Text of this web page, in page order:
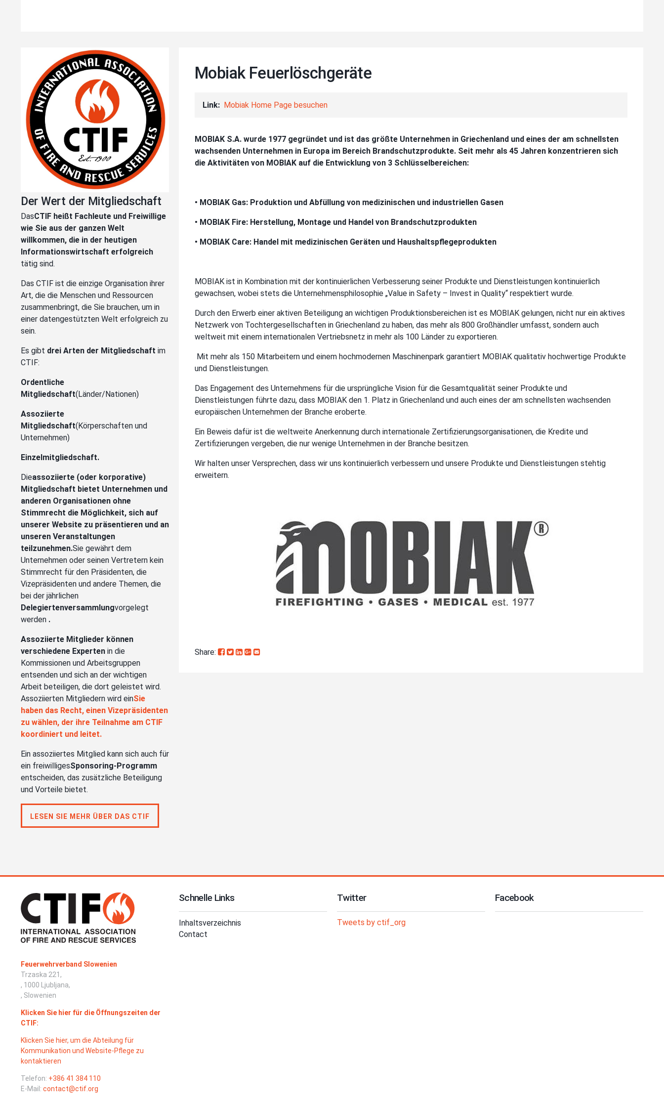
Der Wert der Mitgliedschaft
DasCTIF heißt Fachleute und Freiwillige
wie Sie aus der ganzen Welt
willkommen, die in der heutigen
Informationswirtschaft erfolgreich
tätig sind.
Das CTIF ist die einzige Organisation ihrer
Art, die die Menschen und Ressourcen
zusammenbringt, die Sie brauchen, um in
einer datengestützten Welt erfolgreich zu
sein.
Es gibt drei Arten der Mitgliedschaft im
CTIF:
Ordentliche
Mitgliedschaft(Länder/Nationen)
Assoziierte
Mitgliedschaft(Körperschaften und
Unternehmen)
Einzelmitgliedschaft.
Dieassoziierte (oder korporative)
Mitgliedschaft bietet Unternehmen und
anderen Organisationen ohne
Stimmrecht die Möglichkeit, sich auf
unserer Website zu präsentieren und an
unseren Veranstaltungen
teilzunehmen.Sie gewährt dem
Unternehmen oder seinen Vertretern kein
Stimmrecht für den Präsidenten, die
Vizepräsidenten und andere Themen, die
bei der jährlichen
Delegiertenversammlungvorgelegt
werden .
Assoziierte Mitglieder können
verschiedene Experten in die
Kommissionen und Arbeitsgruppen
entsenden und sich an der wichtigen
Arbeit beteiligen, die dort geleistet wird.
Assoziierten Mitgliedern wird einSie
haben das Recht, einen Vizepräsidenten
zu wählen, der ihre Teilnahme am CTIF
koordiniert und leitet.
Ein assoziiertes Mitglied kann sich auch für
ein freiwilligesSponsoring-Programm
entscheiden, das zusätzliche Beteiligung
und Vorteile bietet.
LESEN SIE MEHR ÜBER DAS CTIF
Mobiak Feuerlöschgeräte
Link Mobiak Home Page besuchen
MOBIAK S.A. wurde 1977 gegründet und ist das größte Unternehmen in Griechenland und eines der am schnellsten
wachsenden Unternehmen in Europa im Bereich Brandschutzprodukte. Seit mehr als 45 Jahren konzentrieren sich
die Aktivitäten von MOBIAK auf die Entwicklung von 3 Schlüsselbereichen:
• MOBIAK Gas: Produktion und Abfüllung von medizinischen und industriellen Gasen
• MOBIAK Fire: Herstellung, Montage und Handel von Brandschutzprodukten
• MOBIAK Care: Handel mit medizinischen Geräten und Haushaltspflegeprodukten
MOBIAK ist in Kombination mit der kontinuierlichen Verbesserung seiner Produkte und Dienstleistungen kontinuierlich
gewachsen, wobei stets die Unternehmensphilosophie „Value in Safety – Invest in Quality“ respektiert wurde.
Durch den Erwerb einer aktiven Beteiligung an wichtigen Produktionsbereichen ist es MOBIAK gelungen, nicht nur ein aktives
Netzwerk von Tochtergesellschaften in Griechenland zu haben, das mehr als 800 Großhändler umfasst, sondern auch
weltweit mit einem internationalen Vertriebsnetz in mehr als 100 Länder zu exportieren.
Mit mehr als 150 Mitarbeitern und einem hochmodernen Maschinenpark garantiert MOBIAK qualitativ hochwertige Produkte
und Dienstleistungen.
Das Engagement des Unternehmens für die ursprüngliche Vision für die Gesamtqualität seiner Produkte und
Dienstleistungen führte dazu, dass ΜΟΒΙΑΚ den 1. Platz in Griechenland und auch eines der am schnellsten wachsenden
europäischen Unternehmen der Branche eroberte.
Ein Beweis dafür ist die weltweite Anerkennung durch internationale Zertifizierungsorganisationen, die Kredite und
Zertifizierungen vergeben, die nur wenige Unternehmen in der Branche besitzen.
Wir halten unser Versprechen, dass wir uns kontinuierlich verbessern und unsere Produkte und Dienstleistungen stehtig
erweitern.
Share:
Feuerwehrverband Slowenien
Trzaska 221,
, 1000 Ljubljana,
, Slowenien
Klicken Sie hier für die Öffnungszeiten der
CTIF:
Klicken Sie hier, um die Abteilung für
Kommunikation und Website-Pflege zu
kontaktieren
Telefon: +386 41 384 110
E-Mail: contact@ctif.org
Schnelle Links
Inhaltsverzeichnis
Contact
Twitter
Tweets by ctif_org
Facebook